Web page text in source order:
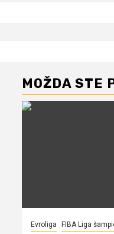
MOŽDA STE
Evroliga FIBA Liga